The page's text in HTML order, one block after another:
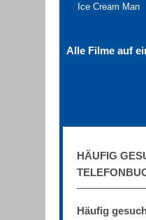
Ice Cream Man
Alle Filme auf
HÄUFIG
Häufig